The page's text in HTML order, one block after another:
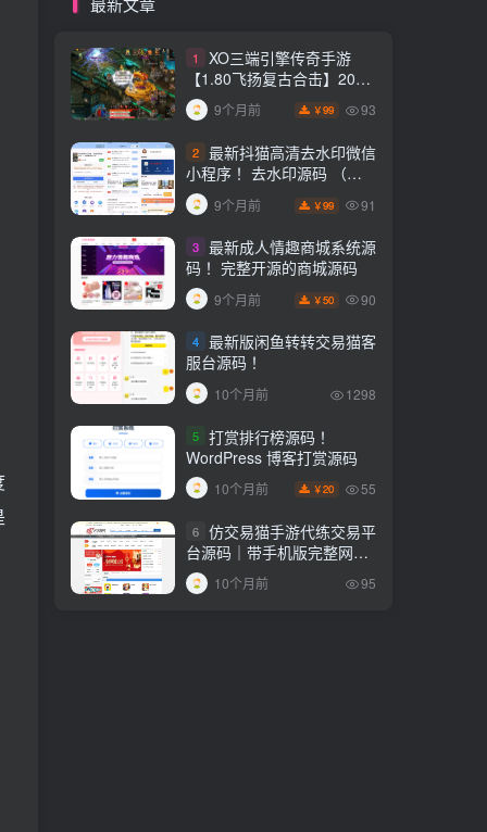
1
XO三端引擎传奇手游
【1.80飞扬复古合击】2025
整理复古服务端+飞扬海岛
+飞扬悬岛+飞扬圣地【站长
9个月前 ￥99 93
2 最新抖猫高清去水印微信
小程序！ 去水印源码 （含
流量主）
9个月前 ￥99 91
3 最新成人情趣商城系统源
码！ 完整开源的商城源码
9个月前 ￥50 90
4 最新版闲鱼转转交易猫客
服台源码！
10个月前 1298
5 打赏排行榜源码！
WordPress 博客打赏源码
10个月前 ￥20 55
6 仿交易猫手游代练交易平
台源码｜带手机版完整网站
源码！
10个月前 95